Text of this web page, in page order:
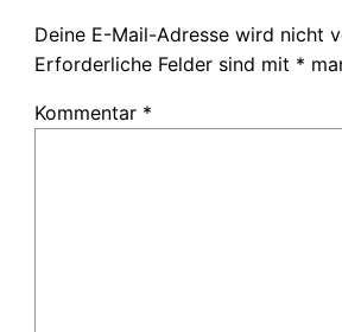
Deine E-Mail-Adresse wird nicht
Erforderliche Felder sind mit *
Kommentar *